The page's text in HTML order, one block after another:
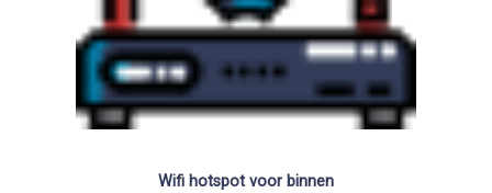
Wifi hotspot voor binnen